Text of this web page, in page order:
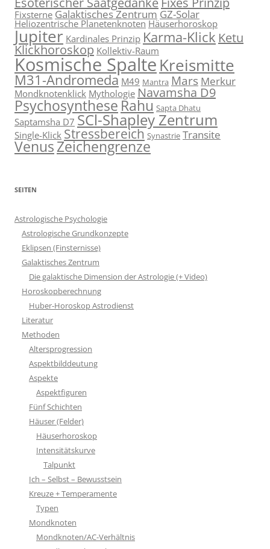
FixsterneGalaktisches Zentrum GZ-Solar
Heliozentrische PlanetenknotenHäuserhoroskop
Jupiter Kardinales Prinzip Karma-Klick Ketu
Klickhoroskop Kollektiv-Raum
Kosmische SpalteKreismitte
M31-Andromeda M49 Mantra Mars Merkur
Mondknotenklick Mythologie Navamsha D9
Psychosynthese Rahu Sapta Dhatu
Saptamsha D7 SCl-Shapley Zentrum
Single-Klick Stressbereich Synastrie Transite
VenusZeichengrenze
SEITEN
Astrologische Psychologie
Astrologische Grundkonzepte
Eklipsen (Finsternisse)
Galaktisches Zentrum
Die galaktische Dimension der Astrologie (+ Video)
Horoskopberechnung
Huber-Horoskop Astrodienst
Literatur
Methoden
Altersprogression
Aspektbilddeutung
Aspekte
Aspektfiguren
Fünf Schichten
Häuser (Felder)
Häuserhoroskop
Intensitätskurve
Talpunkt
Ich – Selbst – Bewusstsein
Kreuze + Temperamente
Typen
Mondknoten
Mondknoten/AC-Verhältnis